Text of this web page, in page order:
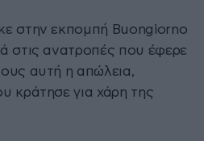
στην εκπομπή Buongiorno
στις ανατροπές που έφερε
αυτή η απώλεια,
κράτησε για χάρη της